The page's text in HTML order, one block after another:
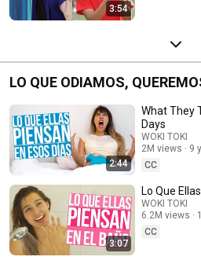
3:54
LO QUE ODIAMOS,
2:44
What They
Days
WOKI TOKI
2M views
9
CC
3:07
Lo Que
WOKI TOKI
6.2M views
CC